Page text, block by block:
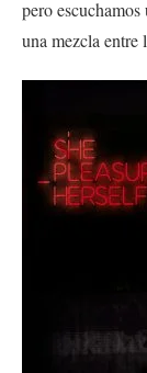
pero
una mezcla entre